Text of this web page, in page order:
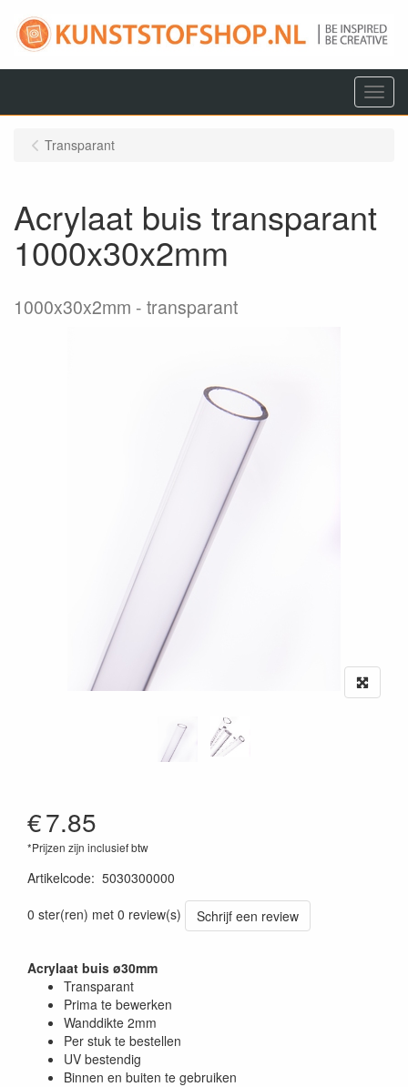
Menu
Transparant
Acrylaat buis transparant
1000x30x2mm
1000x30x2mm transparant
€7.85
*Prijzen zijn inclusief btw
Artikelcode: 5030300000
0 ster(ren) met 0 review(s)
Schrijf een review
Acrylaat buis ø30mm
Transparant
Prima te bewerken
Wanddikte 2mm
Per stuk te bestellen
UV bestendig
Binnen en buiten te gebruiken